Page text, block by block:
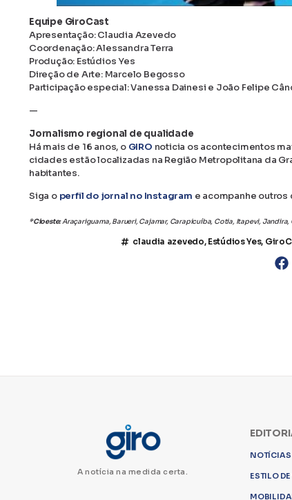
Equipe GiroCast
Apresentação: Claudia Azevedo
Coordenação: Alessandra Terra
Produção: Estúdios Yes
Direção de Arte: Marcelo Begosso
Participação especial: Vanessa Dainesi e João Felipe
—
Jornalismo regional de qualidade
Há mais de 16 anos, o GIRO noticia os acontecimentos
cidades estão localizadas na Região Metropolitana da
habitantes.
Siga o perfil do jornal no Instagram e acompanhe outros
*Cioeste:Araçariguama, Barueri, Cajamar, Carapicuíba, Cotia, Itapevi, Jandira,
claudia azevedo, Estúdios Yes,
A notícia na medida certa.
NOTÍCIAS
ESTILO